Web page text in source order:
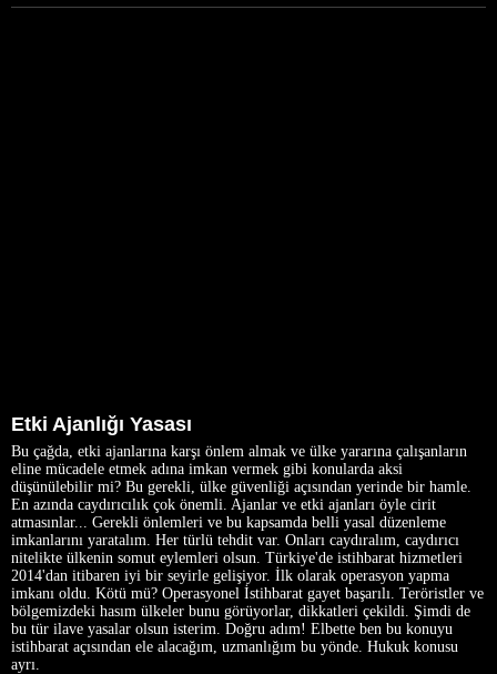
Etki Ajanlığı Yasası
Bu çağda, etki ajanlarına karşı önlem almak ve ülke yararına çalışanların
eline mücadele etmek adına imkan vermek gibi konularda aksi
düşünülebilir mi? Bu gerekli, ülke güvenliği açısından yerinde bir hamle.
En azında caydırıcılık çok önemli. Ajanlar ve etki ajanları öyle cirit
atmasınlar... Gerekli önlemleri ve bu kapsamda belli yasal düzenleme
imkanlarını yaratalım. Her türlü tehdit var. Onları caydıralım, caydırıcı
nitelikte ülkenin somut eylemleri olsun. Türkiye'de istihbarat hizmetleri
2014'dan itibaren iyi bir seyirle gelişiyor. İlk olarak operasyon yapma
imkanı oldu. Kötü mü? Operasyonel İstihbarat gayet başarılı. Teröristler ve
bölgemizdeki hasım ülkeler bunu görüyorlar, dikkatleri çekildi. Şimdi de
bu tür ilave yasalar olsun isterim. Doğru adım! Elbette ben bu konuyu
istihbarat açısından ele alacağım, uzmanlığım bu yönde. Hukuk konusu
ayrı.